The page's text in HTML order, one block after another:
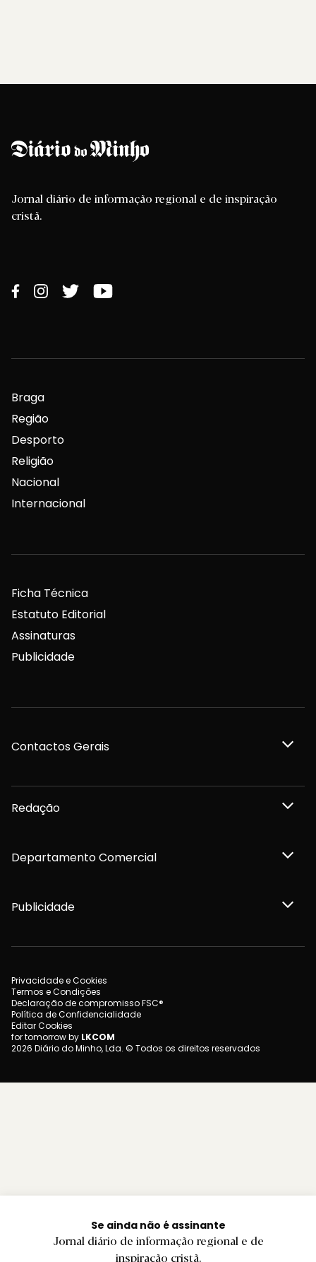
Se ainda não é assinante
Jornal diário de informação regional e de
inspiração cristã.
Jornal diário de informação regional e de inspiração
cristã.
Braga
Região
Desporto
Religião
Nacional
Internacional
Ficha Técnica
Estatuto Editorial
Assinaturas
Publicidade
Contactos Gerais
Redação
Departamento Comercial
Publicidade
Privacidade e Cookies
Termos e Condições
Declaração de compromisso FSC®
Política de Confidencialidade
Editar Cookies
for tomorrow by LKCOM
2026 Diário do Minho, Lda. © Todos os direitos reservados